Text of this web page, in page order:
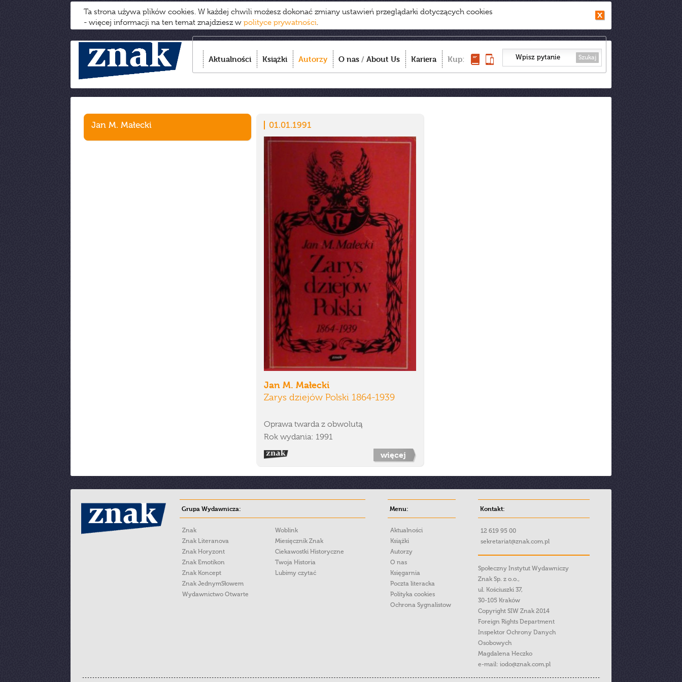
Ta strona używa plików cookies. W każdej chwili możesz dokonać zmiany ustawień przeglądarki dotyczących cookies
- więcej informacji na ten temat znajdziesz w polityce prywatności.
Aktualności Książki Autorzy O nas / About Us Kariera Kup: Szukaj
Jan M. Małecki 01.01.1991
Jan M. Małecki
Zarys dziejów Polski 1864-1939
Oprawa twarda z obwolutą
Rok wydania: 1991
więcej
Grupa Wydawnicza:
Znak
Znak Literanova
Znak Horyzont
Znak Emotikon
Znak Koncept
Znak JednymSłowem
Wydawnictwo Otwarte
Woblink
Miesięcznik Znak
Ciekawostki Historyczne
Twoja Historia
Lubimy czytać
Menu:
Aktualności
Książki
Autorzy
O nas
Księgarnia
Poczta literacka
Polityka cookies
Ochrona Sygnalistow
Kontakt:
12 619 95 00
sekretariat@znak.com.pl
Społeczny Instytut Wydawniczy
Znak Sp. z o.o.,
ul. Kościuszki 37,
30-105 Kraków
Copyright SIW Znak 2014
Foreign Rights Department
Inspektor Ochrony Danych
Osobowych
Magdalena Heczko
e-mail: iodo@znak.com.pl